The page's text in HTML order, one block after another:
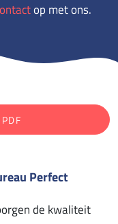
op met ons.
Perfect
de kwaliteit